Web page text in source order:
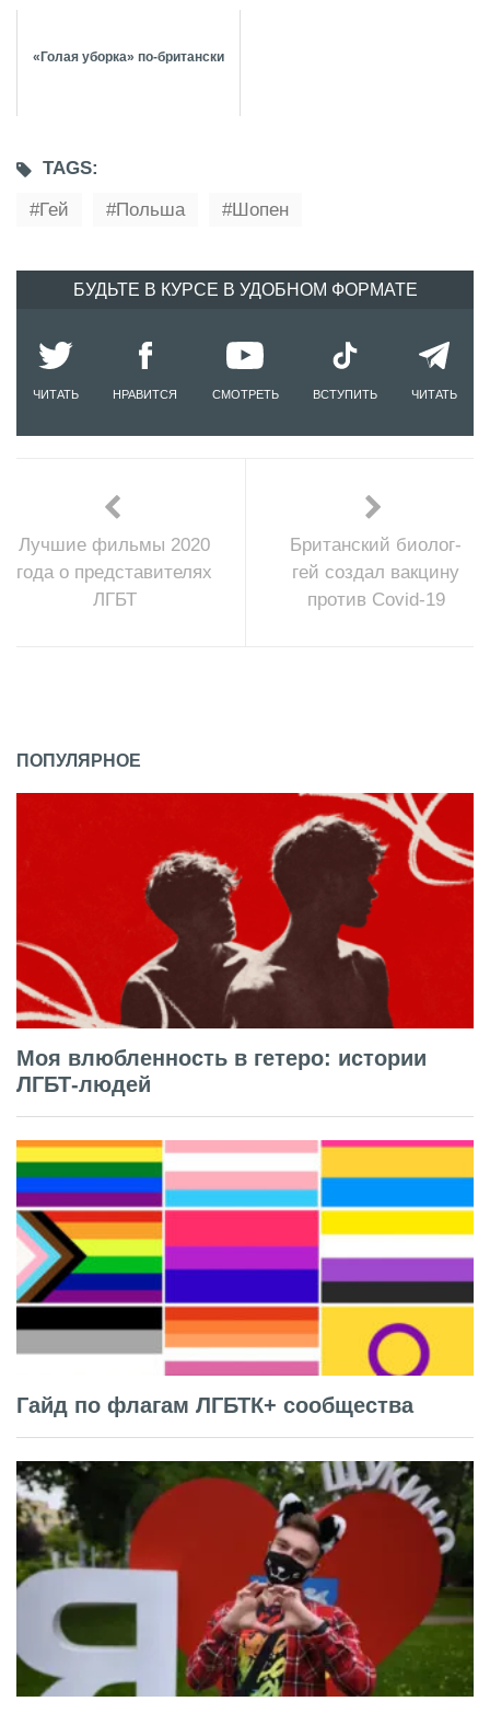
«Голая уборка» по-британски
TAGS:
Гей
Польша Шопен
БУДЬТЕ В КУРСЕ В УДОБНОМ ФОРМАТЕ
ЧИТАТЬ НРАВИТСЯ СМОТРЕТЬ ВСТУПИТЬ ЧИТАТЬ
Лучшие фильмы 2020
года о представителях
ЛГБТ
Британский биолог-
гей создал вакцину
против Covid-19
ПОПУЛЯРНОЕ
Моя влюбленность в гетеро: истории
ЛГБТ-людей
Гайд по флагам ЛГБТК+ сообщества